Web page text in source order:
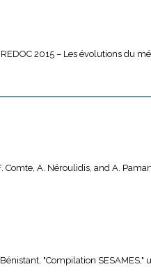
2015 – Les évolutions du
Comte, A. Néroulidis, and A.
"Compilation SESAMES,"